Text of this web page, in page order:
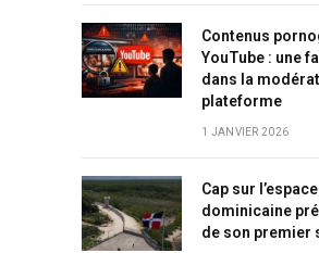
Contenus
YouTube : une
dans la
plateforme
1 JANVIER 2026
Cap sur
dominicaine
de son premier